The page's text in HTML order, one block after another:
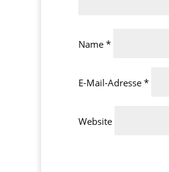
Name *
E-Mail-Adresse *
Website